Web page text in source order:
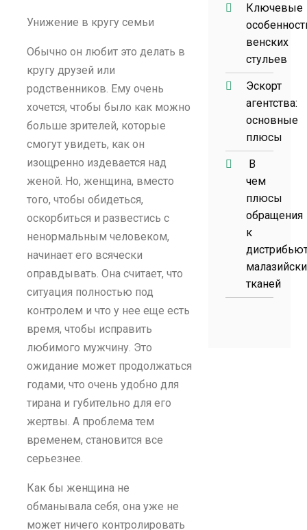
Унижение в кругу семьи
Обычно он любит это делать в
кругу друзей или
родственников. Ему очень
хочется, чтобы было как можно
больше зрителей, которые
смогут увидеть, как он
изощренно издевается над
женой. Но, женщина, вместо
того, чтобы обидеться,
оскорбиться и развестись с
ненормальным человеком,
начинает его всячески
оправдывать. Она считает, что
ситуация полностью под
контролем и что у нее еще есть
время, чтобы исправить
любимого мужчину. Это
ожидание может продолжаться
годами, что очень удобно для
тирана и губительно для его
жертвы. А проблема тем
временем, становится все
серьезнее.
Как бы женщина не
обманывала себя, она уже не
может ничего контролировать
Ключевые
венских
стульев
Эскорт
агентства:
основные
плюсы
В
чем
плюсы
обращения
к
тканей